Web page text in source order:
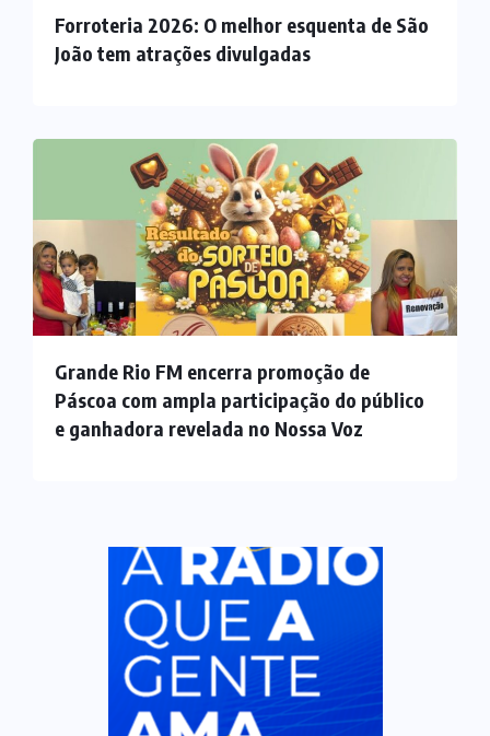
Forroteria 2026: O melhor esquenta de São
João tem atrações divulgadas
Grande Rio FM encerra promoção de
Páscoa com ampla participação do público
e ganhadora revelada no Nossa Voz